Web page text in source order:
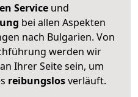
Service und
bei allen Aspekten
nach Bulgarien. Von
werden wir
Ihrer Seite sein, um
reibungslosverläuft.